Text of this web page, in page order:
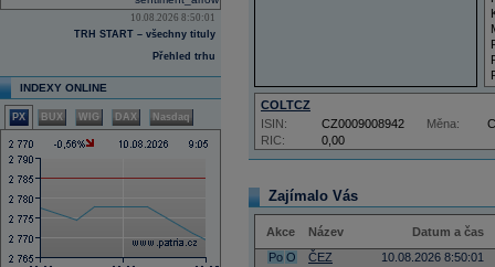
10.08.2026 8:50:01
TRH START – všechny tituly
Přehled trhu
INDEXY ONLINE
PX BUX WIG DAX Nasdaq
COLTCZ
RIC: 0,00
ISIN: CZ0009008942 Měna:
Zajímalo Vás
Akce Název
Datum a čas
Po O ČEZ 10.08.2026 8:50:01